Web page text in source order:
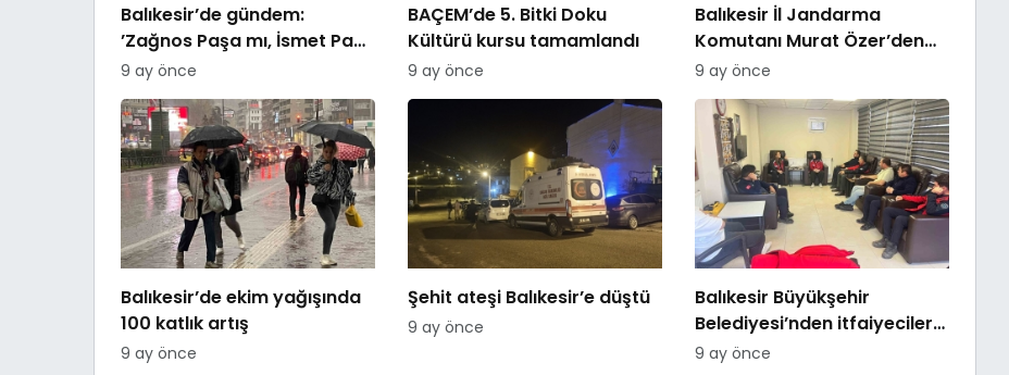
Balıkesir’de gündem:
’Zağnos Paşa mı, İsmet Paşa
mı
9 ay önce
BAÇEM’de 5. Bitki Doku
Kültürü kursu tamamlandı
9 ay önce
Balıkesir İl Jandarma
Komutanı Murat Özer’den
Edremit Ticaret Odasına
ziyaret
9 ay önce
Balıkesir’de ekim yağışında
100 katlık artış
9 ay önce
Şehit ateşi Balıkesir’e düştü
9 ay önce
Balıkesir Büyükşehir
Belediyesi’nden itfaiyecilere
psikolojik destek
9 ay önce